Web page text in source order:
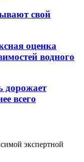
свой
оценка
водного
дорожает
всего
экспертной